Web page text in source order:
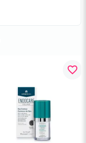
favorite_border